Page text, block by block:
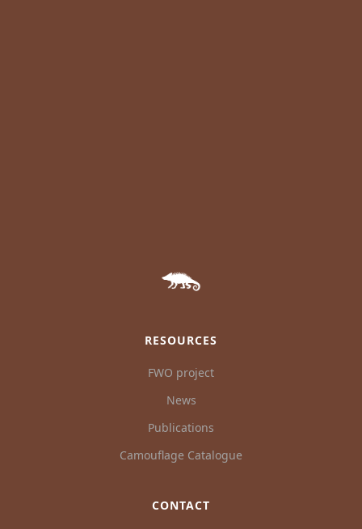
RESOURCES
FWO project
News
Publications
Camouflage Catalogue
CONTACT